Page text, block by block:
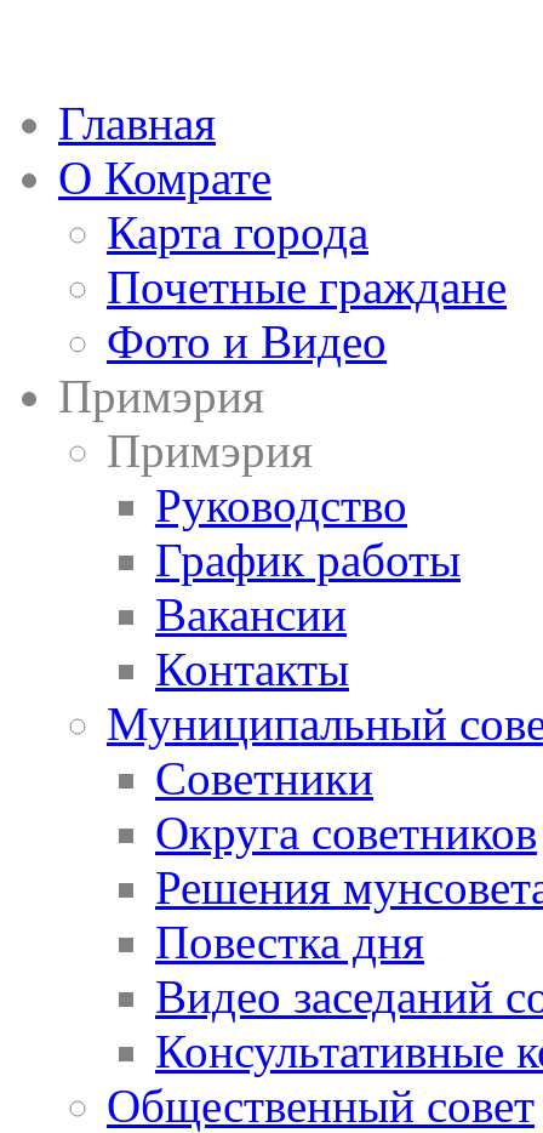
Главная
О Комрате
Карта города
Почетные граждане
Фото и Видео
Примэрия
Примэрия
Руководство
График работы
Вакансии
Контакты
Муниципальный
Советники
Округа советников
Решения
Повестка дня
Видео заседаний
Консультативные
Общественный совет